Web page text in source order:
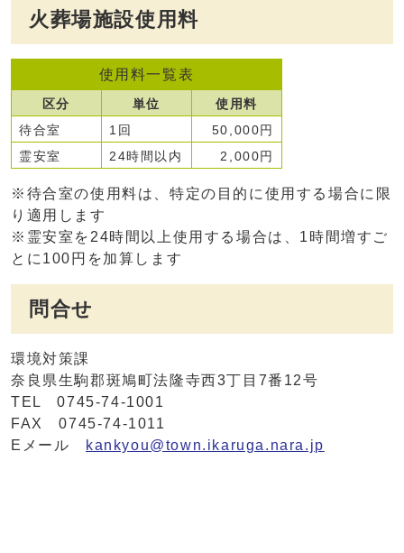
火葬場施設使用料
使用料一覧表
区分 単位
使用料
待合室
1回
50,000円
霊安室
24時間以内 2,000円
※待合室の使用料は、特定の目的に使用する場合に限
り適用します
※霊安室を24時間以上使用する場合は、1時間増すご
とに100円を加算します
問合せ
環境対策課
奈良県生駒郡斑鳩町法隆寺西3丁目7番12号
TEL 0745-74-1001
FAX 0745-74-1011
Eメール
kankyou@town.ikaruga.nara.jp